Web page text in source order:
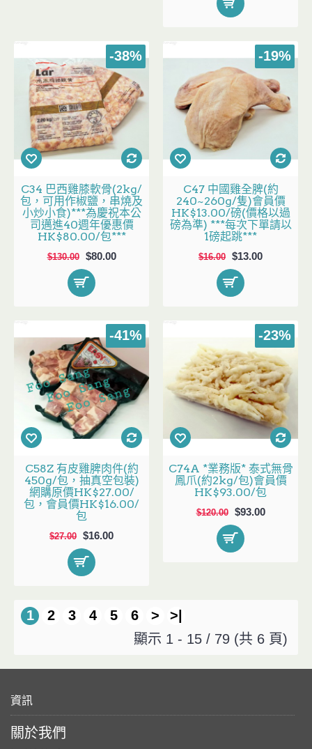
-38%
C34 巴西雞膝軟骨(2kg/
包，可用作椒鹽，串燒及
小炒小食)***為慶祝本公
司邁進40週年優惠價
HK$80.00/包***
$130.00 $80.00
-19%
C47 中國雞全脾(約
240~260g/隻)會員價
HK$13.00/磅(價格以過
磅為準) ***每次下單請以
1磅起跳***
$16.00 $13.00
-41%
C58Z 有皮雞脾肉件(約
450g/包，抽真空包裝)
網購原價HK$27.00/
包，會員價HK$16.00/
包
$27.00 $16.00
-23%
C74A *業務版* 泰式無骨
鳳爪(約2kg/包)會員價
HK$93.00/包
$120.00 $93.00
1 2 3 4 5 6 >
>|
顯示 1 - 15 / 79 (共 6 頁)
資訊
關於我們